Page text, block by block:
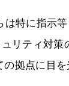
特に指示
リティ対策
拠点に目